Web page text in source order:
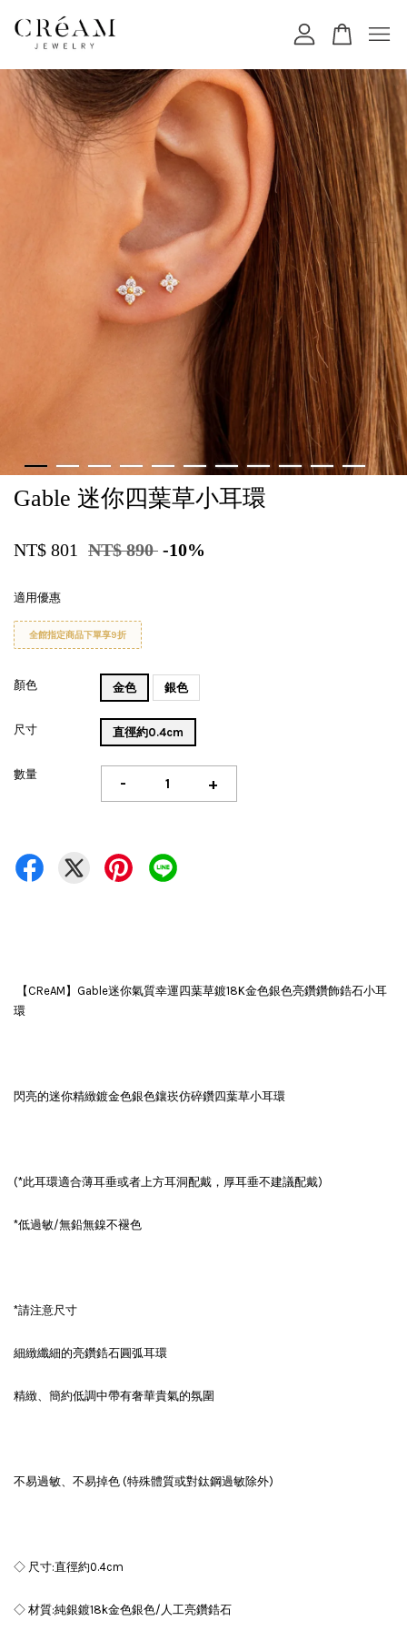
Gable 迷你四葉草小耳環
NT$ 801 NT$ 890 -10%
適用優惠
全館指定商品下單享9折
顏色 金色 銀色
尺寸 直徑約0.4cm
數量 - +
【CReAM】Gable迷你氣質幸運四葉草鍍18K金色銀色亮鑽鑽飾鋯石小耳
環
閃亮的迷你精緻鍍金色銀色鑲崁仿碎鑽四葉草小耳環
(*此耳環適合薄耳垂或者上方耳洞配戴，厚耳垂不建議配戴)
*低過敏/無鉛無鎳不褪色
*請注意尺寸
細緻纖細的亮鑽鋯石圓弧耳環
精緻、簡約低調中帶有奢華貴氣的氛圍
不易過敏、不易掉色 (特殊體質或對鈦鋼過敏除外)
◇ 尺寸:直徑約0.4cm
◇ 材質:純銀鍍18k金色銀色/人工亮鑽鋯石
您的購物車目前還是空的。
繼續購物